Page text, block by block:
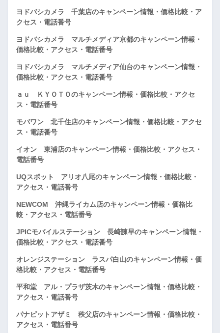
ヨドバシカメラ 千葉店のキャンペーン情報・価格比較・ア
クセス・電話番号
ヨドバシカメラ マルチメディア京都のキャンペーン情報・
価格比較・アクセス・電話番号
ヨドバシカメラ マルチメディア仙台のキャンペーン情報・
価格比較・アクセス・電話番号
ａｕ ＫＹＯＴＯのキャンペーン情報・価格比較・アクセ
ス・電話番号
モバワン 北千住店のキャンペーン情報・価格比較・アクセ
ス・電話番号
イオン 東浦店のキャンペーン情報・価格比較・アクセス・
電話番号
UQスポット アリオ八尾のキャンペーン情報・価格比較・
アクセス・電話番号
NEWCOM 沖縄ライカム店のキャンペーン情報・価格比
較・アクセス・電話番号
JPICモバイルステーション 長崎諫早のキャンペーン情報・
価格比較・アクセス・電話番号
オレンジステーション ラスパ白山のキャンペーン情報・価
格比較・アクセス・電話番号
平和堂 アル・プラザ茨木のキャンペーン情報・価格比較・
アクセス・電話番号
パナピットアザミ 秩父店のキャンペーン情報・価格比較・
アクセス・電話番号